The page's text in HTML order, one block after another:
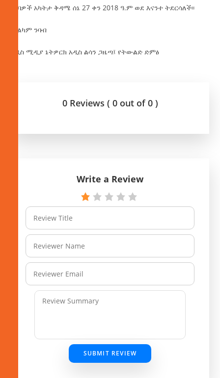
ዘገባዎች አካትታ ቅዳሜ ሰኔ 27 ቀን 2018 ዓ.ም ወደ እናንተ ትደርሳለች፡፡
መልካም ንባብ
አዲስ ሚዲያ ኔትዎርክ አዲስ ልሳን ጋዜጣ፤ የትውልድ ድምፅ
0 Reviews ( 0 out of 0 )
Write a Review
SUBMIT REVIEW